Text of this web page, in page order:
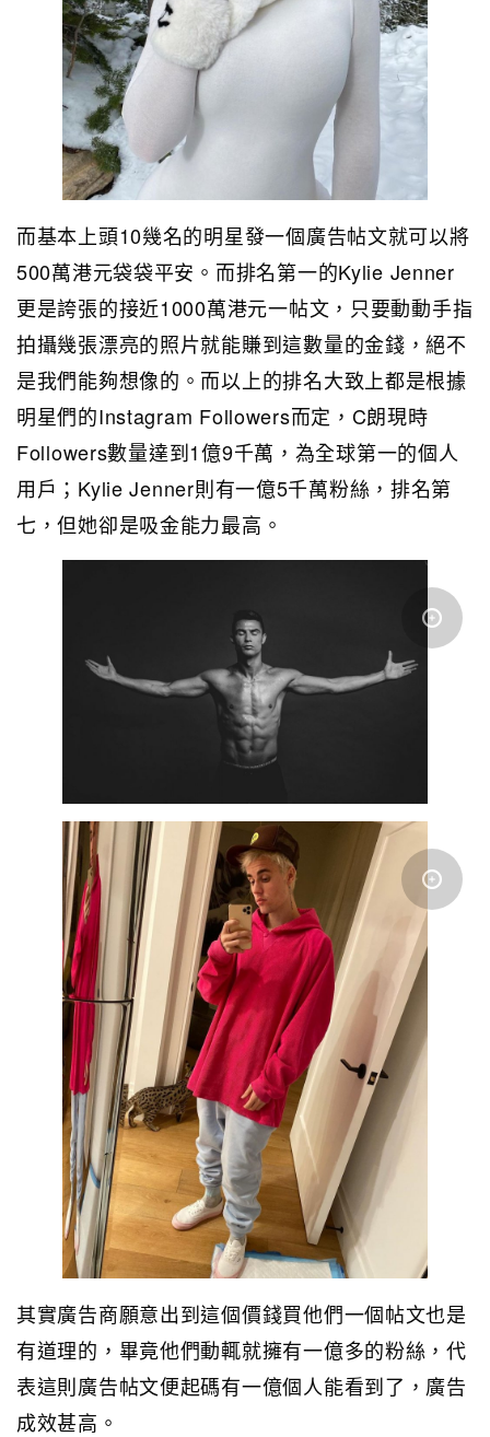
而基本上頭10幾名的明星發一個廣告帖文就可以將
500萬港元袋袋平安。而排名第一的Kylie Jenner
更是誇張的接近1000萬港元一帖文，只要動動手指
拍攝幾張漂亮的照片就能賺到這數量的金錢，絕不
是我們能夠想像的。而以上的排名大致上都是根據
明星們的Instagram Followers而定，C朗現時
Followers數量達到1億9千萬，為全球第一的個人
用戶；Kylie Jenner則有一億5千萬粉絲，排名第
七，但她卻是吸金能力最高。
其實廣告商願意出到這個價錢買他們一個帖文也是
有道理的，畢竟他們動輒就擁有一億多的粉絲，代
表這則廣告帖文便起碼有一億個人能看到了，廣告
成效甚高。